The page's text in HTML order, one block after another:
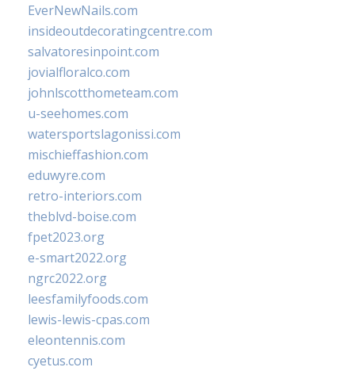
EverNewNails.com
insideoutdecoratingcentre.com
salvatoresinpoint.com
jovialfloralco.com
johnlscotthometeam.com
u-seehomes.com
watersportslagonissi.com
mischieffashion.com
eduwyre.com
retro-interiors.com
theblvd-boise.com
fpet2023.org
e-smart2022.org
ngrc2022.org
leesfamilyfoods.com
lewis-lewis-cpas.com
eleontennis.com
cyetus.com